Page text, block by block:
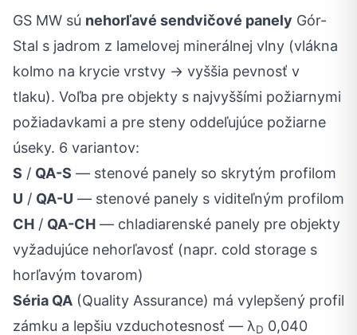
GS MW sú nehorľavé sendvičové panely Gór-
Stal s jadrom z lamelovej minerálnej vlny (vlákna
kolmo na krycie vrstvy → vyššia pevnosť v
tlaku). Voľba pre objekty s najvyššími požiarnymi
požiadavkami a pre steny oddeľujúce požiarne
úseky. 6 variantov:
S / QA-S — stenové panely so skrytým profilom
U / QA-U — stenové panely s viditeľným profilom
CH / QA-CH — chladiarenské panely pre objekty
vyžadujúce nehorľavosť (napr. cold storage s
horľavým tovarom)
Séria QA (Quality Assurance) má vylepšený profil
zámku a lepšiu vzduchotesnosť — λD 0,040